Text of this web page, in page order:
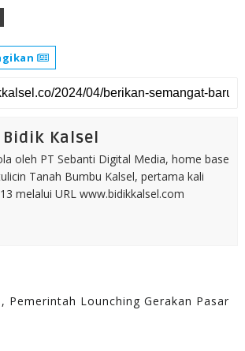
Kalsel
oleh PT Sebanti Digital Media, home base
Tanah Bumbu Kalsel, pertama kali
melalui URL www.bidikkalsel.com
Pemerintah Lounching Gerakan Pasar